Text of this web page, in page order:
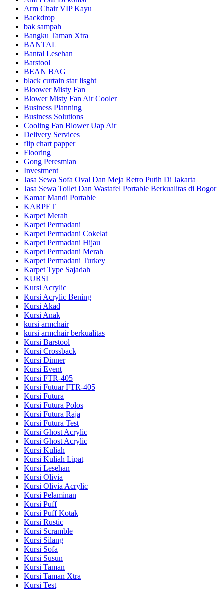
Arm Chair VIP Kayu
Backdrop
bak sampah
Bangku Taman Xtra
BANTAL
Bantal Lesehan
Barstool
BEAN BAG
black curtain star lisght
Bloower Misty Fan
Blower Misty Fan Air Cooler
Business Planning
Business Solutions
Cooling Fan Blower Uap Air
Delivery Services
flip chart papper
Flooring
Gong Peresmian
Investment
Jasa Sewa Sofa Oval Dan Meja Retro Putih Di Jakarta
Jasa Sewa Toilet Dan Wastafel Portable Berkualitas di Bogor
Kamar Mandi Portable
KARPET
Karpet Merah
Karpet Permadani
Karpet Permadani Cokelat
Karpet Permadani Hijau
Karpet Permadani Merah
Karpet Permadani Turkey
Karpet Type Sajadah
KURSI
Kursi Acrylic
Kursi Acrylic Bening
Kursi Akad
Kursi Anak
kursi armchair
kursi armchair berkualitas
Kursi Barstool
Kursi Crossback
Kursi Dinner
Kursi Event
Kursi FTR-405
Kursi Futuar FTR-405
Kursi Futura
Kursi Futura Polos
Kursi Futura Raja
Kursi Futura Test
Kursi Ghost Acrylic
Kursi Ghost Acrylic
Kursi Kuliah
Kursi Kuliah Lipat
Kursi Lesehan
Kursi Olivia
Kursi Olivia Acrylic
Kursi Pelaminan
Kursi Puff
Kursi Puff Kotak
Kursi Rustic
Kursi Scramble
Kursi Silang
Kursi Sofa
Kursi Susun
Kursi Taman
Kursi Taman Xtra
Kursi Test